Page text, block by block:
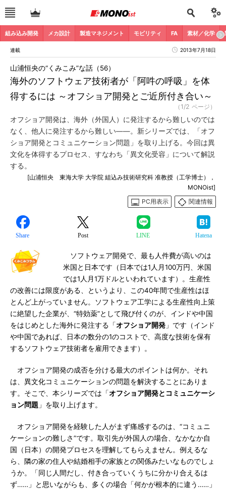
組み込み開発 メカ設計 製造マネジメント モビリティ FA 素材／化学
連載 2013年7月18日
海外のソフトウェア技術者が「阿吽の呼吸」を体
得するには ～オフショア開発とご近所付き合い～
山浦恒央の“くみこみ”な話（56）
（1/2 ページ）
オフショア開発は、海外（外国人）に発注するから難しいのでは
なく、他人に発注するから難しい――。新シリーズでは、「オフ
ショア開発とコミュニケーション問題」を取り上げる。今回は異
文化を体得するプロセス、すなわち「異文化受容」について解説
する。
[山浦恒央 東海大学 大学院 組込み技術研究科 准教授（工学博士），
MONOist]
PC用表示
関連情報
Share Post LINE Hatena
ソフトウェア開発で、最も人件費が高いのは
米国と日本です（日本では1人月100万円、米国
では1人月1万ドルといわれています）。生産性
の改善には限度がある、というより、この40年間で生産性はほ
とんど上がっていません。ソフトウェア工学による生産性向上策
に絶望した企業が、“特効薬”として飛び付くのが、インドや中国
をはじめとした海外に発注する「オフショア開発 」です（インド
や中国であれば、日本の数分の1のコストで、高度な技術を保有
するソフトウェア技術者を雇用できます）。
オフショア開発の成否を分ける最大のポイントは何か。それ
は、異文化コミュニケーションの問題を解決することにありま
す。そこで、本シリーズでは「オフショア開発とコミュニケーシ
ョン問題 」を取り上げます。
オフショア開発を経験した人がまず痛感するのは、“コミュニ
ケーションの難しさ”です。取引先が外国人の場合、なかなか自
国（日本）の開発プロセスを理解してもらえません。例えるな
ら、隣の家の住人や結婚相手の家族との関係みたいなものでしょ
うか。「同じ人間だし、付き合っていくうちに分かり合えるは
ず……」と思いながらも、多くの場合「何かが根本的に違う……」